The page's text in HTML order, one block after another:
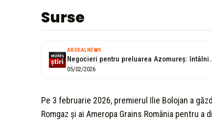
Surse
ARDEALNEWS
Negocieri pentru preluarea
05/02/2026
Pe 3 februarie 2026, premierul Ilie Bolojan a
Romgaz și ai Ameropa Grains România pentru